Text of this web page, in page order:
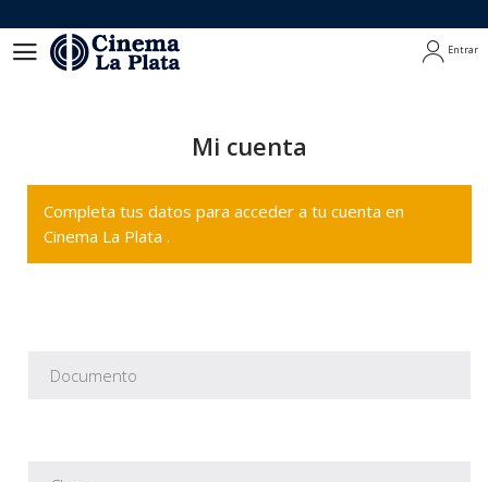
Entrar
Mi cuenta
Completa tus datos para acceder a tu cuenta en
Cinema La Plata .